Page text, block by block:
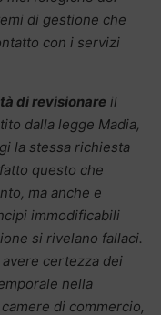
di gestione che
con i servizi
di revisionare il
dalla legge Madia,
la stessa richiesta
questo che
ma anche e
immodificabili
si rivelano fallaci.
certezza dei
nella
di commercio,